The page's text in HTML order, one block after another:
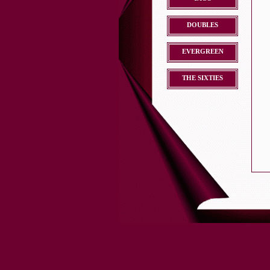
DOUBLES
EVERGREEN
THE SIXTIES